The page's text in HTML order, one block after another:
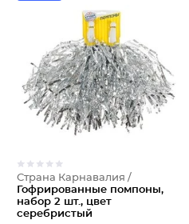
Страна Карнавалия /
Гофрированные помпоны,
набор 2 шт., цвет
серебристый